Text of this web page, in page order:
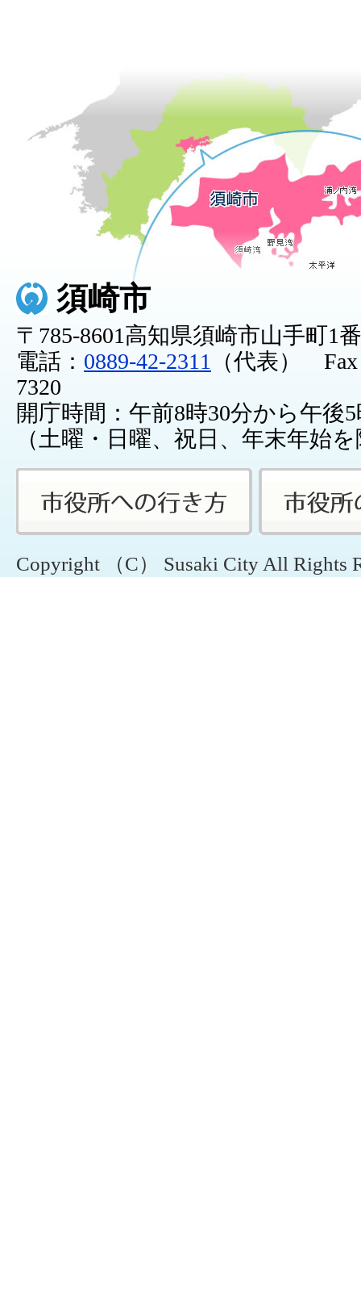
須崎市
〒785-8601高知県須崎市山手町1
電話： 0889-42-2311
（代表） Fax
7320
開庁時間：午前8時30分から午後
（土曜・日曜、祝日、年末年始
Copyright （C） Susaki City All Rights